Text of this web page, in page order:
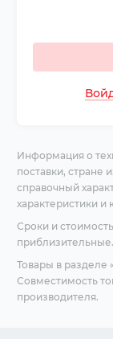
Информация о
поставки, стране
справочный
характеристики
Сроки и
приблизительные.
Товары в разделе
Совместимость
производителя.